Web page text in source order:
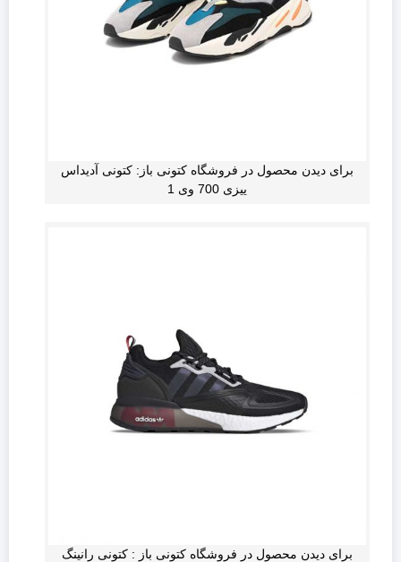
برای دیدن محصول در فروشگاه کتونی باز: کتونی آدیداس
ییزی 700 وی 1
برای دیدن محصول در فروشگاه کتونی باز : کتونی رانینگ